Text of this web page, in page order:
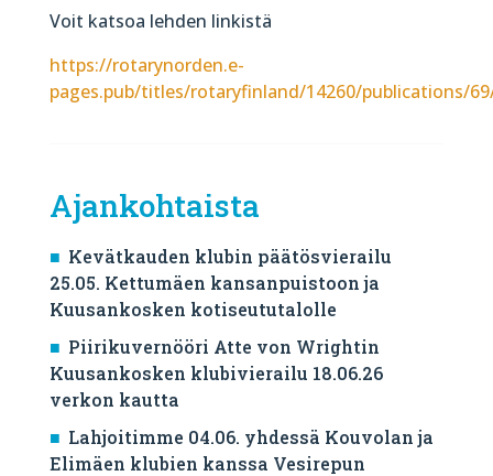
Voit katsoa lehden linkistä
https://rotarynorden.e-
pages.pub/titles/rotaryfinland/14260/publications/
Ajankohtaista
Kevätkauden klubin päätösvierailu
25.05. Kettumäen kansanpuistoon ja
Kuusankosken kotiseututalolle
Piirikuvernööri Atte von Wrightin
Kuusankosken klubivierailu 18.06.26
verkon kautta
Lahjoitimme 04.06. yhdessä Kouvolan ja
Elimäen klubien kanssa Vesirepun